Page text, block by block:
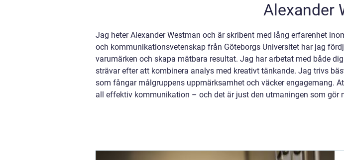
Alexander
Jag heter Alexander Westman och är skribent med lång erfarenhet
och kommunikationsvetenskap från Göteborgs Universitet har jag
varumärken och skapa mätbara resultat. Jag har arbetat med både
strävar efter att kombinera analys med kreativt tänkande. Jag trivs
som fångar målgruppens uppmärksamhet och väcker engagemang.
all effektiv kommunikation – och det är just den utmaningen som gör